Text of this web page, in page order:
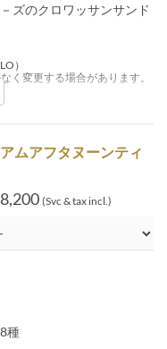
ズのクロワッサンサンド
）
く変更する場合があります。
ムアフタヌーンティ
(Svc & tax incl.)
種